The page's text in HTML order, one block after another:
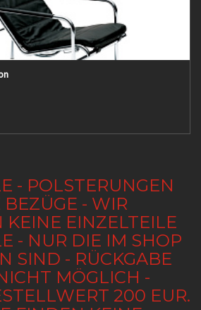
- POLSTERUNGEN
- WIR
KEINE EINZELTEILE
- NUR DIE IM SHOP
SIND - RÜCKGABE
MÖGLICH -
200 EUR.